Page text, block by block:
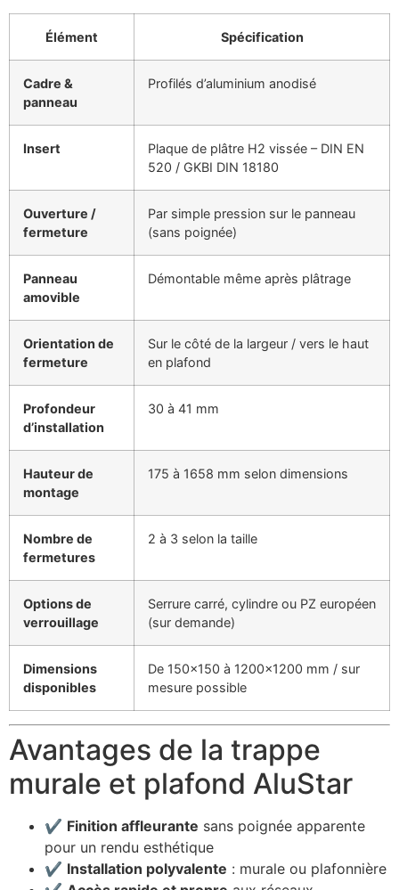
Élément Spécification
Cadre &
panneau
Profilés d’aluminium anodisé
Insert
Plaque de plâtre H2 vissée – DIN EN
520 / GKBI DIN 18180
Ouverture /
fermeture
Par simple pression sur le panneau
(sans poignée)
Panneau
amovible
Démontable même après plâtrage
Orientation de
fermeture
Sur le côté de la largeur / vers le haut
en plafond
Profondeur
d’installation
30 à 41 mm
Hauteur de
montage
175 à 1658 mm selon dimensions
Nombre de
fermetures
2 à 3 selon la taille
Options de
verrouillage
Serrure carré, cylindre ou PZ européen
(sur demande)
Dimensions
disponibles
De 150×150 à 1200×1200 mm / sur
mesure possible
Avantages de la trappe
murale et plafond AluStar
✔ Finition affleurante sans poignée apparente
pour un rendu esthétique
✔ Installation polyvalente : murale ou plafonnière